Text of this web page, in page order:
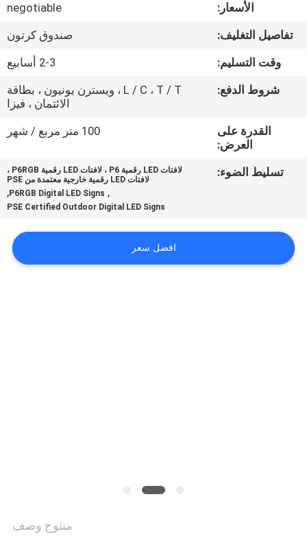
جولة
في
المعمل
الجودة
اتصل
أخبار
الأسعار:
negotiable
تفاصيل التغليف:
صندوق كرتون
وقت التسليم:
2-3 أسابيع
شروط الدفع:
L / C ، T / T ، ويسترن يونيون ، بطاقة
الائتمان ، فيزا
القدرة على
العرض:
100 متر مربع / شهر
تسليط الضوء:
لافتات LED رقمية P6 ، لافتات LED رقمية P6RGB ،
لافتات LED رقمية خارجية معتمدة من PSE
,
P6RGB Digital LED Signs
,
PSE Certified Outdoor Digital LED Signs
افضل سعر
منتوج وصف